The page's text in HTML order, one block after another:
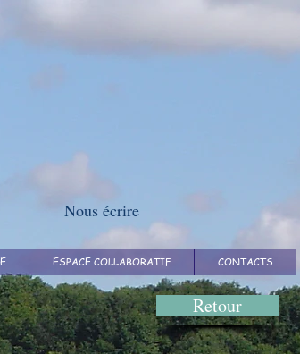
Nous écrire
ESPACE COLLABORATIF CONTACTS
Retour